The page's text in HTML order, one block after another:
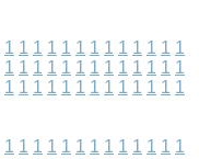
1 1 1 1 1 1 1 1 1 1 1 1 1
1 1 1 1 1 1 1 1 1 1 1 1 1
1 1 1 1 1 1 1 1 1 1 1 1 1
1 1 1 1 1 1 1 1 1 1 1 1 1